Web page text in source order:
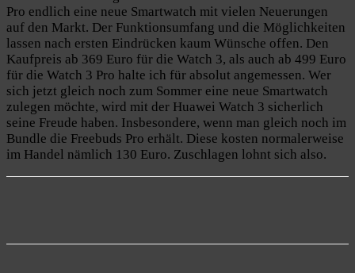
Pro endlich eine neue Smartwatch mit vielen Neuerungen
auf den Markt. Der Funktionsumfang und die Möglichkeiten
lassen nach ersten Eindrücken kaum Wünsche offen. Den
Kaufpreis ab 369 Euro für die Watch 3, als auch ab 499 Euro
für die Watch 3 Pro halte ich für absolut angemessen. Wer
sich jetzt gleich noch zum Sommer eine neue Smartwatch
zulegen möchte, wird mit der Huawei Watch 3 sicherlich
seine Freude haben. Insbesondere, wenn man gleich noch im
Bundle die Freebuds Pro erhält. Diese kosten normalerweise
im Handel nämlich 130 Euro. Zuschlagen lohnt sich also.